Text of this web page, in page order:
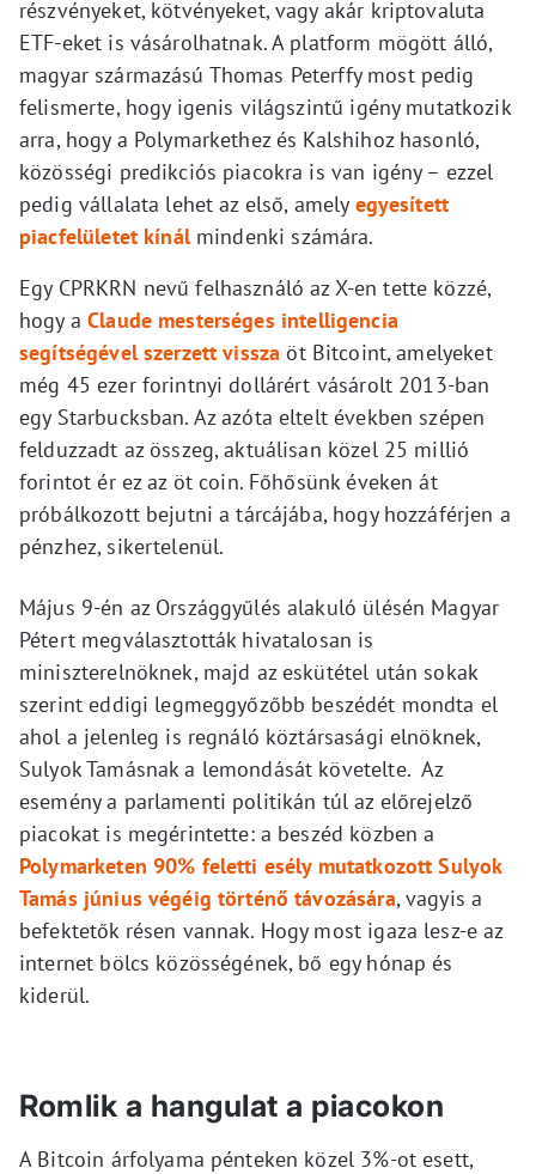
részvényeket, kötvényeket, vagy akár kriptovaluta
ETF-eket is vásárolhatnak. A platform mögött álló,
magyar származású Thomas Peterffy most pedig
felismerte, hogy igenis világszintű igény mutatkozik
arra, hogy a Polymarkethez és Kalshihoz hasonló,
közösségi predikciós piacokra is van igény – ezzel
pedig vállalata lehet az első, amely egyesített
piacfelületet kínálmindenki számára.
Egy CPRKRN nevű felhasználó az X-en tette közzé,
hogy aClaude mesterséges intelligencia
segítségével szerzett vissza öt Bitcoint, amelyeket
még 45 ezer forintnyi dollárért vásárolt 2013-ban
egy Starbucksban. Az azóta eltelt években szépen
felduzzadt az összeg, aktuálisan közel 25 millió
forintot ér ez az öt coin. Főhősünk éveken át
próbálkozott bejutni a tárcájába, hogy hozzáférjen a
pénzhez, sikertelenül.
Május 9-én az Országgyűlés alakuló ülésén Magyar
Pétert megválasztották hivatalosan is
miniszterelnöknek, majd az eskütétel után sokak
szerint eddigi legmeggyőzőbb beszédét mondta el
ahol a jelenleg is regnáló köztársasági elnöknek,
Sulyok Tamásnak a lemondását követelte. Az
esemény a parlamenti politikán túl az előrejelző
piacokat is megérintette: a beszéd közben a
Polymarketen 90% feletti esély mutatkozott Sulyok
Tamás június végéig történő távozására, vagyis a
befektetők résen vannak. Hogy most igaza lesz-e az
internet bölcs közösségének, bő egy hónap és
kiderül.
Romlik a hangulat a piacokon
A Bitcoin árfolyama pénteken közel 3%-ot esett,